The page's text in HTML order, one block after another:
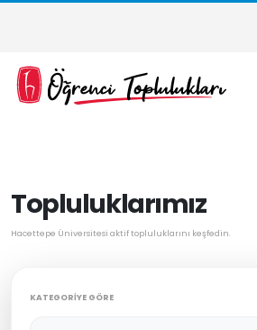
Topluluklarımız
Hacettepe Üniversitesi aktif topluluklarını keşfedin.
KATEGORIYE GÖRE